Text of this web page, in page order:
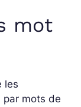
mot
les
mots de